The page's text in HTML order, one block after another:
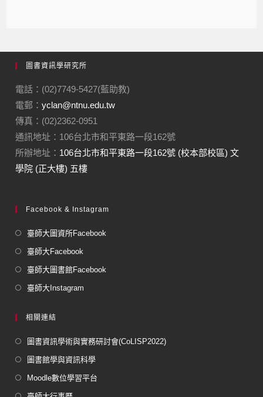
圖書資訊學研究所
電話：(02)7749-5427(藍助教)
電郵：yclan@ntnu.edu.tw
傳真：(02)2362-0951
通訊地址：106台北市和平東路一段162號
所辦地址： 106台北市和平東路一段162號 (校本部校區) 文
學院 (正大樓) 五樓
Facebook & Instagram
臺師大圖資所Facebook
臺師大Facebook
臺師大圖書館Facebook
臺師大Instagram
相關連結
圖書資訊學術與實務研討會(CoLISP2022)
圖書館學與資訊科學
Moodle數位學習平台